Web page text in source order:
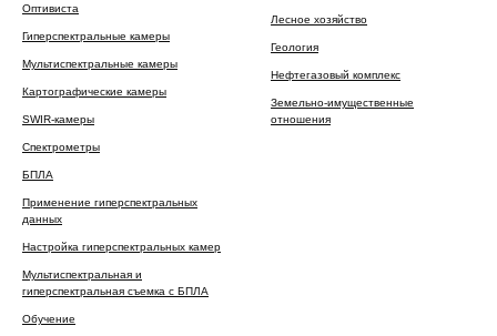
Оптивиста
Гиперспектральные камеры
Мультиспектральные камеры
Картографические камеры
SWIR-камеры
Спектрометры
БПЛА
Применение гиперспектральных
данных
Настройка гиперспектральных камер
Мультиспектральная и
гиперспектральная съемка с БПЛА
Обучение
Лесное хозяйство
Геология
Нефтегазовый комплекс
Земельно-имущественные
отношения